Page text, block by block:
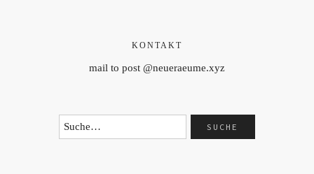
KONTAKT
mail to post @neueraeume.xyz